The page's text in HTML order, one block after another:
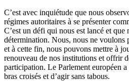
C’est avec inquiétude que nous
régimes autoritaires à se présenter
C’est un défi qui nous est lancé et que
détermination. Nous, nous ne voulons
et à cette fin, nous pouvons mettre à
renouveau de nos institutions et offrir
participation. Le Parlement européen a
bras croisés et d’agir sans tabous.